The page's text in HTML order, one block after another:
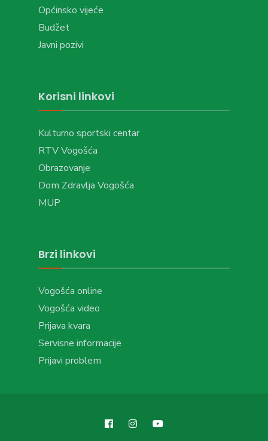
Općinsko vijeće
Budžet
Javni pozivi
Korisni linkovi
Kulturno sportski centar
RTV Vogošća
Obrazovanje
Dom Zdravlja Vogošća
MUP
Brzi linkovi
Vogošća online
Vogošća video
Prijava kvara
Servisne informacije
Prijavi problem